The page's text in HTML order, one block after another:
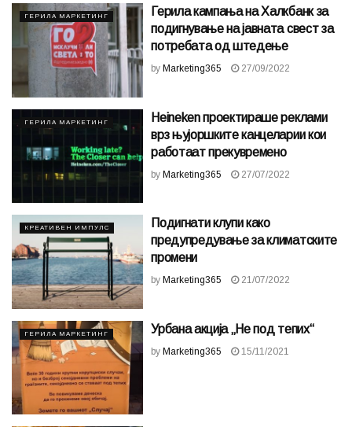
ГЕРИЛА МАРКЕТИНГ
Герила кампања на Халкбанк за
подигнување на јавната свест за
потребата од штедење
by Marketing365 27/09/2022
ГЕРИЛА МАРКЕТИНГ
Heineken проектираше реклами
врз њујоршките канцеларии кои
работаат прекувремено
by Marketing365 27/07/2022
КРЕАТИВЕН ИМПУЛС
Подигнати клупи како
предупредување за климатските
промени
by Marketing365 21/07/2022
ГЕРИЛА МАРКЕТИНГ Урбана акција „Не под тепих“
by Marketing365 15/11/2021